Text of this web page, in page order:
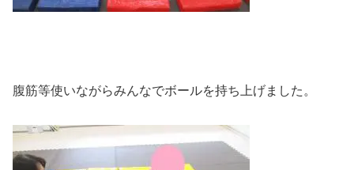
腹筋等使いながらみんなでボールを持ち上げました。